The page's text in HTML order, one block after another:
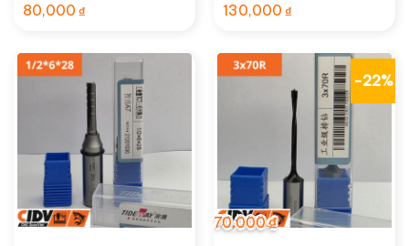
80,000 ₫ 130,000 ₫
-22%
70,000₫